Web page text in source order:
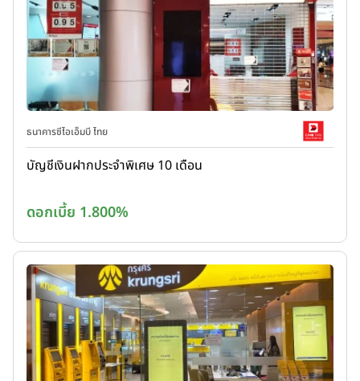
ธนาคารซีไอเอ็มบี ไทย
บัญชีเงินฝากประจำพิเศษ 10 เดือน
ดอกเบี้ย 1.800%